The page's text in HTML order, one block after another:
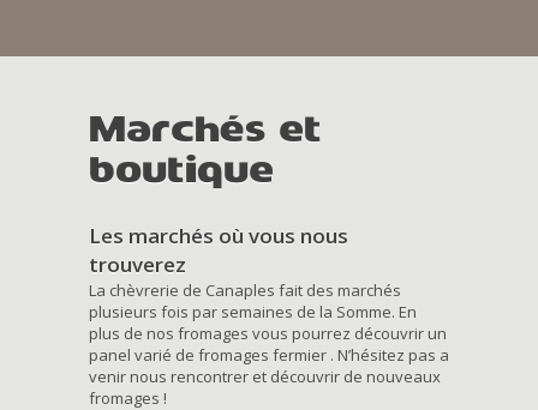
Marchés et
boutique
Les marchés où vous nous
trouverez
La chèvrerie de Canaples fait des marchés
plusieurs fois par semaines de la Somme. En
plus de nos fromages vous pourrez découvrir un
panel varié de fromages fermier . N’hésitez pas a
venir nous rencontrer et découvrir de nouveaux
fromages !